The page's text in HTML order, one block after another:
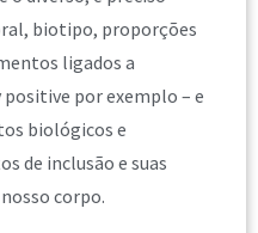
biotipo, proporções
ligados a
por exemplo – e
biológicos e
de inclusão e suas
corpo.